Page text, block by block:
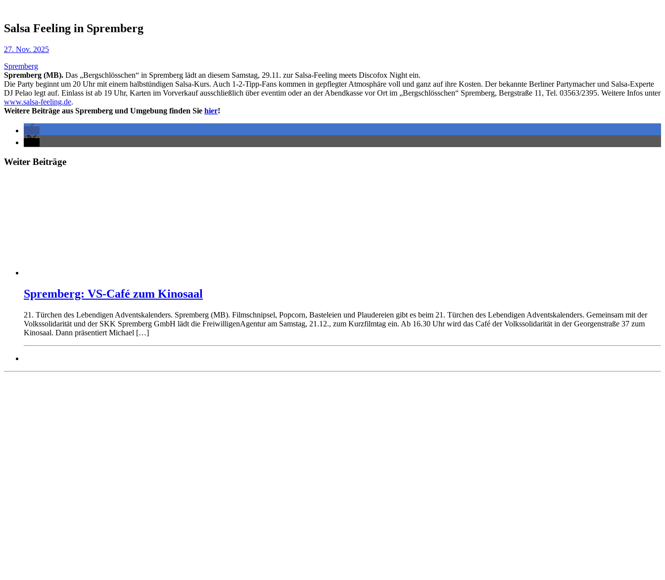
Salsa Feeling in Spremberg
27. Nov. 2025
Spremberg
Spremberg (MB). Das „Bergschlösschen“ in Spremberg lädt an diesem Samstag, 29.11. zur Salsa-Feeling meets Discofox Night ein.
Die Party beginnt um 20 Uhr mit einem halbstündigen Salsa-Kurs. Auch 1-2-Tipp-Fans kommen in gepflegter Atmosphäre voll und ganz auf ihre Kosten. Der bekannte Berliner Partymacher und Salsa-Experte
DJ Pelao legt auf. Einlass ist ab 19 Uhr, Karten im Vorverkauf ausschließlich über eventim oder an der Abendkasse vor Ort im „Bergschlösschen“ Spremberg, Bergstraße 11, Tel. 03563/2395. Weitere Infos unter
www.salsa-feeling.de.
Weitere Beiträge aus Spremberg und Umgebung finden Sie hier!
Weiter Beiträge
Spremberg: VS-Café zum Kinosaal
21. Türchen des Lebendigen Adventskalenders. Spremberg (MB). Filmschnipsel, Popcorn, Basteleien und Plaudereien gibt es beim 21. Türchen des Lebendigen Adventskalenders. Gemeinsam mit der
Volkssolidarität und der SKK Spremberg GmbH lädt die FreiwilligenAgentur am Samstag, 21.12., zum Kurzfilmtag ein. Ab 16.30 Uhr wird das Café der Volkssolidarität in der Georgenstraße 37 zum
Kinosaal. Dann präsentiert Michael […]